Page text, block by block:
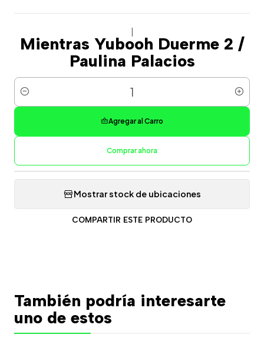
Mientras Yubooh Duerme 2 /
Paulina Palacios
Cantidad
Agregar al Carro
Comprar ahora
Mostrar stock de ubicaciones
COMPARTIR ESTE PRODUCTO
También podría interesarte
uno de estos